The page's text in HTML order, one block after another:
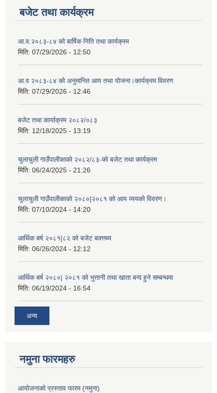
बजेट तथा कार्यक्रम
आ.व.२०८३-८४ को बार्षिक निति तथा कार्यक्रम
मिति: 07/29/2026 - 12:50
आ.व २०८३-८४ को अनुमानित आय तथा योजना।कार्यक्रम विवरण
मिति: 07/29/2026 - 12:46
बजेट तथा कार्याक्रम २०८२/०८३
मिति: 12/18/2025 - 13:19
चुलाचुली गाउँपालीकाको २०८२/८३-को बजेट तथा कार्यक्रम
मिति: 06/24/2025 - 21:26
चुलाचुली गाउँपालीकाको २०८०|२०८१ को आय व्ययको विवरण।
मिति: 07/10/2024 - 14:20
आर्थिक बर्ष २०८१|८२ को बजेट बक्त्तब्य
मिति: 06/26/2024 - 12:12
आर्थिक बर्ष २०८०| २०८१ को भुत्तानी तथा खाता बन्द हुने सम्बन्धमा
मिति: 06/19/2024 - 16:54
अन्य
नमुना फारमहरु
आयोजनाको प्रस्ताव फारम (नमुना)